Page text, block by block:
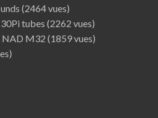
(2464 vues)
tubes (2262 vues)
NAD M32 (1859 vues)